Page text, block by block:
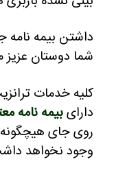
داشتن بیمه
شما دوستان عزیز
کلیه خدمات
دارایبیمه نامه
روی جای هیچگونه
وجود نخواهد